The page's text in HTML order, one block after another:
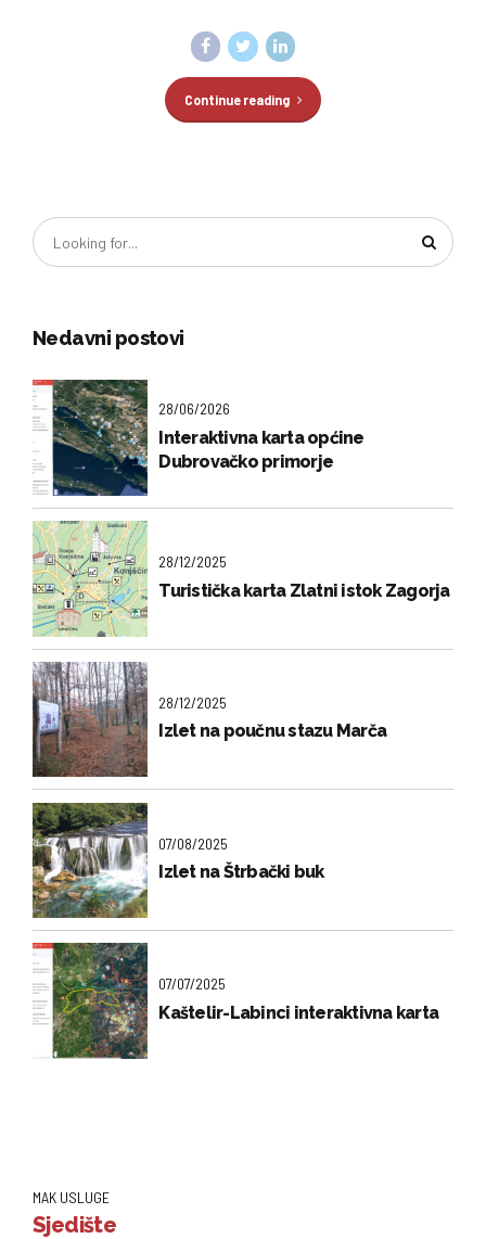
Continue reading
Nedavni postovi
28/06/2026
Interaktivna karta općine
Dubrovačko primorje
28/12/2025
Turistička karta Zlatni istok Zagorja
28/12/2025
Izlet na poučnu stazu Marča
07/08/2025
Izlet na Štrbački buk
07/07/2025
Kaštelir-Labinci interaktivna karta
MAK USLUGE
Sjedište